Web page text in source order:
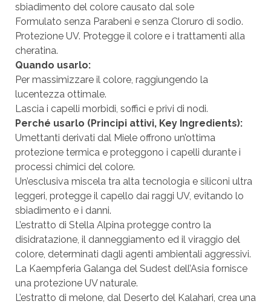
sbiadimento del colore causato dal sole
Formulato senza Parabeni e senza Cloruro di sodio.
Protezione UV. Protegge il colore e i trattamenti alla
cheratina.
Quando usarlo:
Per massimizzare il colore, raggiungendo la
lucentezza ottimale.
Lascia i capelli morbidi, soffici e privi di nodi.
Perché usarlo (Principi attivi, Key Ingredients):
Umettanti derivati dal Miele offrono un’ottima
protezione termica e proteggono i capelli durante i
processi chimici del colore.
Un’esclusiva miscela tra alta tecnologia e siliconi ultra
leggeri, protegge il capello dai raggi UV, evitando lo
sbiadimento e i danni.
L’estratto di Stella Alpina protegge contro la
disidratazione, il danneggiamento ed il viraggio del
colore, determinati dagli agenti ambientali aggressivi.
La Kaempferia Galanga del Sudest dell’Asia fornisce
una protezione UV naturale.
L’estratto di melone, dal Deserto del Kalahari, crea una